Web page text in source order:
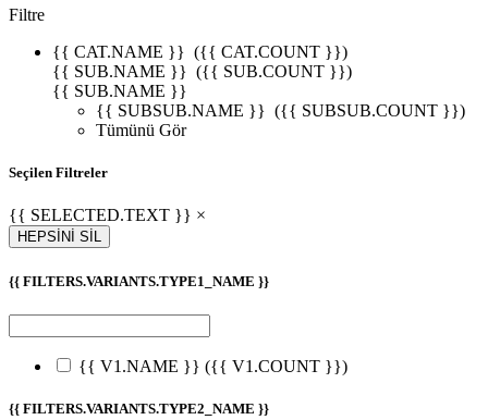
Filtre
{{ CAT.NAME }} ({{ CAT.COUNT }})
{{ SUB.NAME }} ({{ SUB.COUNT }})
{{ SUB.NAME }}
{{ SUBSUB.NAME }} ({{ SUBSUB.COUNT }})
Tümünü Gör
Seçilen Filtreler
{{ SELECTED.TEXT }} ×
HEPSİNİ SİL
{{ FILTERS.VARIANTS.TYPE1_NAME }}
{{ V1.NAME }} ({{ V1.COUNT }})
{{ FILTERS.VARIANTS.TYPE2_NAME }}